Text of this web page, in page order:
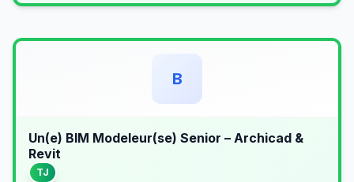
B
Un(e) BIM Modeleur(se) Senior – Archicad &
Revit
TJ